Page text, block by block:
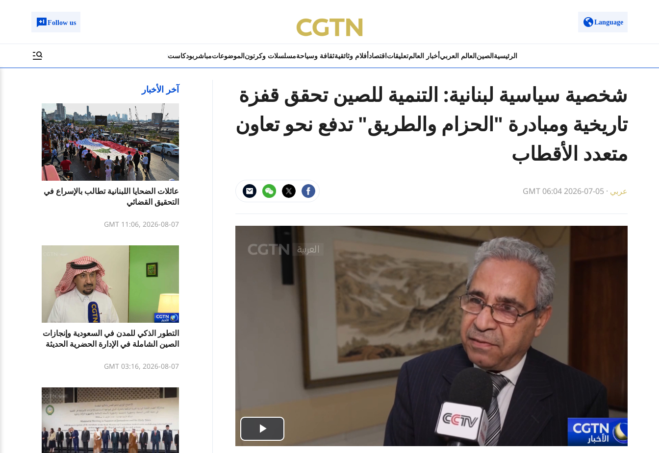
Language
Follow us
الرئيسية الصين العالم العربي أخبار العالمتعليقات اقتصاد أفلام وثائقيةثقافة وسياحةمسلسلات وكرتون الموضوعاتمباشربودكاست
شخصية سياسية لبنانية: التنمية للصين تحقق قفزة
تاريخية ومبادرة "الحزام والطريق" تدفع نحو تعاون
متعدد الأقطاب
عربي ·
GMT 06:04 2026-07-05
Play
آخر الأخبار
عائلات الضحايا اللبنانية تطالب بالإسراع في
التحقيق القضائي
GMT 11:06, 2026-08-07
التطور الذكي للمدن في السعودية وإنجازات
الصين الشاملة في الإدارة الحضرية الحديثة
GMT 03:16, 2026-08-07